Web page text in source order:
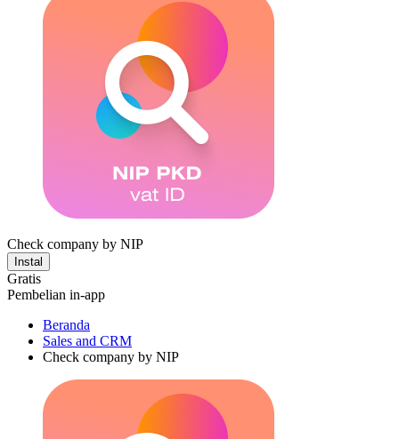
Check company by NIP
Instal
Gratis
Pembelian in-app
Beranda
Sales and CRM
Check company by NIP